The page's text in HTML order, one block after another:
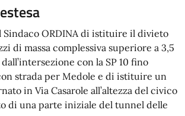
Sindaco ORDINA di istituire il divieto
di massa complessiva superiore a 3,5
con la SP 10 fino
strada per Medole e di istituire un
in Via Casarole all’altezza del civico
di una parte iniziale del tunnel delle